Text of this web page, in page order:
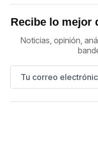
Recibe lo mejor
Noticias, opinión,